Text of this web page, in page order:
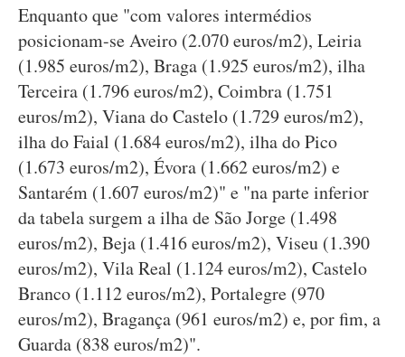
Enquanto que "com valores intermédios
posicionam-se Aveiro (2.070 euros/m2), Leiria
(1.985 euros/m2), Braga (1.925 euros/m2), ilha
Terceira (1.796 euros/m2), Coimbra (1.751
euros/m2), Viana do Castelo (1.729 euros/m2),
ilha do Faial (1.684 euros/m2), ilha do Pico
(1.673 euros/m2), Évora (1.662 euros/m2) e
Santarém (1.607 euros/m2)" e "na parte inferior
da tabela surgem a ilha de São Jorge (1.498
euros/m2), Beja (1.416 euros/m2), Viseu (1.390
euros/m2), Vila Real (1.124 euros/m2), Castelo
Branco (1.112 euros/m2), Portalegre (970
euros/m2), Bragança (961 euros/m2) e, por fim, a
Guarda (838 euros/m2)".